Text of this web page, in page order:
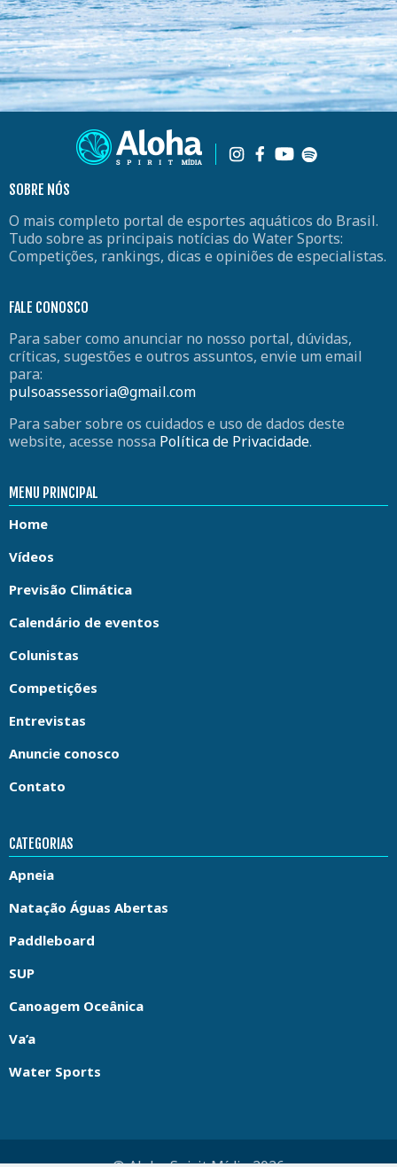
SOBRE NÓS
O mais completo portal de esportes aquáticos do Brasil.
Tudo sobre as principais notícias do Water Sports:
Competições, rankings, dicas e opiniões de especialistas.
FALE CONOSCO
Para saber como anunciar no nosso portal, dúvidas,
críticas, sugestões e outros assuntos, envie um email
para:
pulsoassessoria@gmail.com
Para saber sobre os cuidados e uso de dados deste
website, acesse nossa Política de Privacidade.
MENU PRINCIPAL
Home
Vídeos
Previsão Climática
Calendário de eventos
Colunistas
Competições
Entrevistas
Anuncie conosco
Contato
CATEGORIAS
Apneia
Natação Águas Abertas
Paddleboard
SUP
Canoagem Oceânica
Va’a
Water Sports